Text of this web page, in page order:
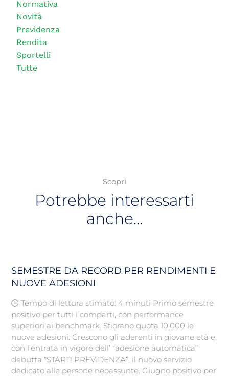
Normativa
Novità
Previdenza
Rendita
Sportelli
Tutte
Scopri
Potrebbe interessarti
anche…
SEMESTRE DA RECORD PER RENDIMENTI E
NUOVE ADESIONI
🕒 Tempo di lettura stimato: 4 minuti Primo semestre
positivo per tutti i comparti, con performance
superiori ai benchmark. Sfiorano quota 10.000 le
nuove adesioni. Crescono gli aderenti in giovane età e,
con l’entrata in vigore dell’ “adesione automatica”
debutta “START! PREVIDENZA”, il nuovo servizio
dedicato alle persone neoassunte. Giugno positivo per